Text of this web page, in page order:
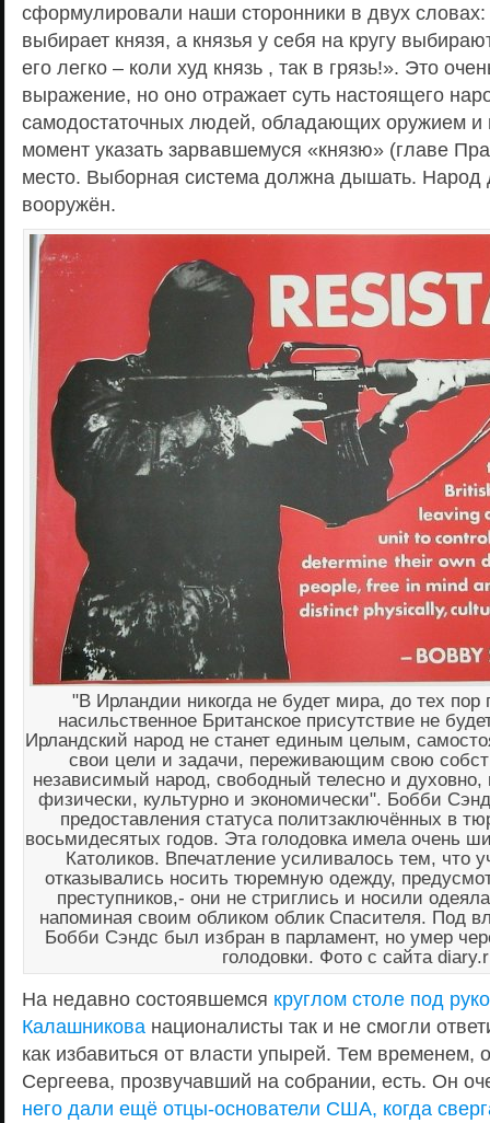
сформулировали наши сторонники в двух
выбирает князя, а князья у себя на кругу
его легко – коли худ князь , так в грязь!». Это
выражение, но оно отражает суть настоящего
самодостаточных людей, обладающих оружием
момент указать зарвавшемуся «князю» (главе
место. Выборная система должна дышать. Народ
вооружён.
"В Ирландии никогда не будет мира, до тех пор
насильственное Британское присутствие не
Ирландский народ не станет единым целым,
свои цели и задачи, переживающим свою
независимый народ, свободный телесно и духовно,
физически, культурно и экономически". Бобби
предоставления статуса политзаключённых в
восьмидесятых годов. Эта голодовка имела очень
Католиков. Впечатление усиливалось тем, что
отказывались носить тюремную одежду,
преступников,- они не стриглись и носили
напоминая своим обликом облик Спасителя. Под
Бобби Сэндс был избран в парламент, но умер
голодовки. Фото с сайта
На недавно состоявшемся круглом столе под
Калашникова националисты так и не смогли
как избавиться от власти упырей. Тем временем,
Сергеева, прозвучавший на собрании, есть. Он
него дали ещё отцы-основатели США, когда